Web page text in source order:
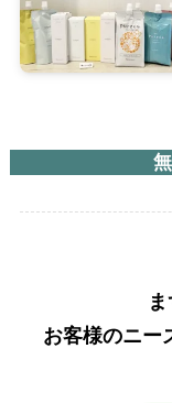
お客様のニー